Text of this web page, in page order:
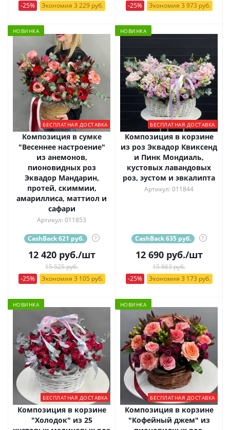
-25%
Экономия 3 229 руб.
-25%
Экономия 3 973 руб.
НОВИНКА
БЕСПЛАТНАЯ ДОСТАВКА
Композиция в сумке
"Весеннее настроение"
из анемонов,
пионовидных роз
Эквадор Мандарин,
протей, скиммии,
амариллиса, маттиол и
сафари
Артикул: 011853
CashBack 621 руб. ?
12 420руб./шт
15 525 руб.
-25%
Экономия 3 105 руб.
НОВИНКА
БЕСПЛАТНАЯ ДОСТАВКА
Композиция в корзине
из роз Эквадор Квиксенд
и Пинк Мондиаль,
кустовых лавандовых
роз, эустом и эвкалипта
Артикул: 011844
CashBack 635 руб. ?
12 690руб./шт
15 863 руб.
-25%
Экономия 3 173 руб.
НОВИНКА
БЕСПЛАТНАЯ ДОСТАВКА
Композиция в корзине
"Холодок" из 25
НОВИНКА
БЕСПЛАТНАЯ ДОСТАВКА
Композиция в корзине
"Кофейный джем" из